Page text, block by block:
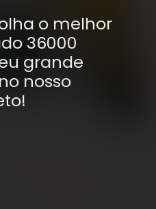
o melhor
36000
grande
nosso